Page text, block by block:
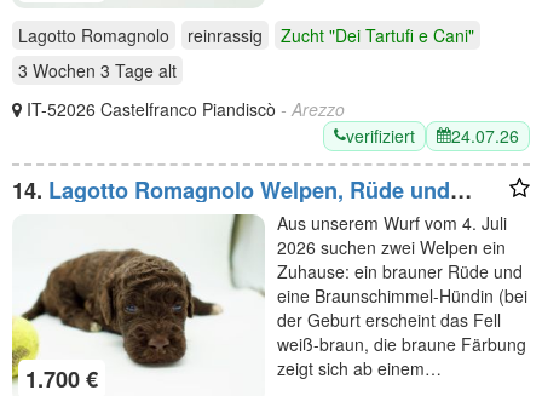
Lagotto Romagnolo reinrassig
Zucht "Dei Tartufi e Cani"
3 Wochen 3 Tage alt
IT-52026 Castelfranco Piandiscò - Arezzo
verifiziert
24.07.26
14. Lagotto Romagnolo Welpen, Rüde und
Hündin, ENCI-Ahnentafel, Toskana
1.700 €
Aus unserem Wurf vom 4. Juli
2026 suchen zwei Welpen ein
Zuhause: ein brauner Rüde und
eine Braunschimmel-Hündin (bei
der Geburt erscheint das Fell
weiß-braun, die braune Färbung
zeigt sich ab einem…